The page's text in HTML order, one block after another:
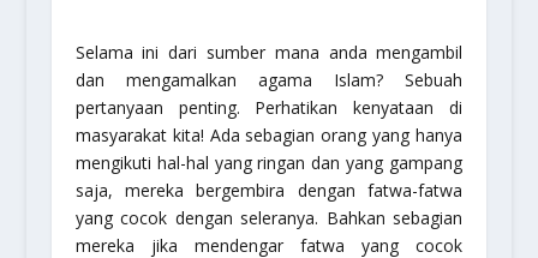
Selama ini dari sumber mana anda mengambil
dan mengamalkan agama Islam? Sebuah
pertanyaan penting. Perhatikan kenyataan di
masyarakat kita! Ada sebagian orang yang hanya
mengikuti hal-hal yang ringan dan yang gampang
saja, mereka bergembira dengan fatwa-fatwa
yang cocok dengan seleranya. Bahkan sebagian
mereka jika mendengar fatwa yang cocok